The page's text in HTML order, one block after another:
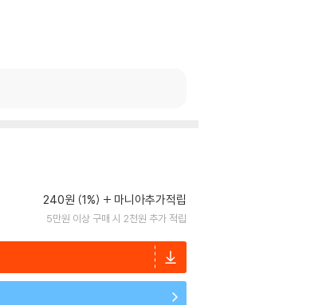
240원 (1%) 마니아추가적립
5만원 이상 구매 시 2천원 추가 적립